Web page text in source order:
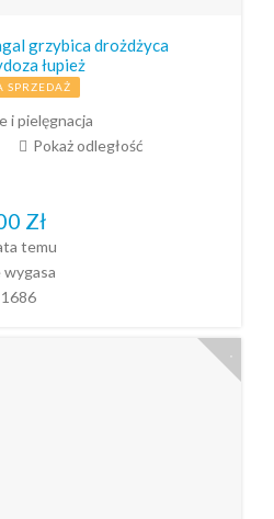
grzybica drożdżyca
łupież
SPRZEDAŻ
i pielęgnacja
Pokaż odległość
Zł
temu
wygasa
1686